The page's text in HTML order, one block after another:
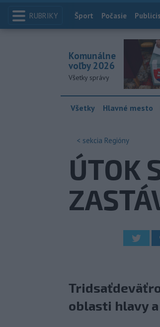
RUBRIKY Index
Šport Počasie
Komunálne
voľby 2026
Všetky správy
Všetky Hlavné mesto
< sekcia Regióny
ÚTOK
oblasti hlavy